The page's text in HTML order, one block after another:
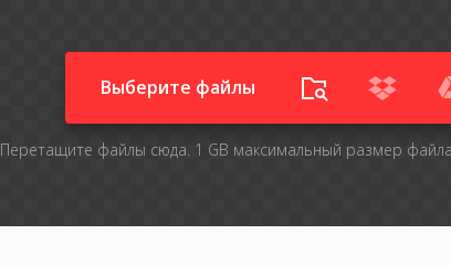
Выберите файлы
Перетащите файлы сюда. 1 GB максимальный размер